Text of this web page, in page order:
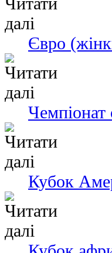
Євро
Чемпіонат
Кубок